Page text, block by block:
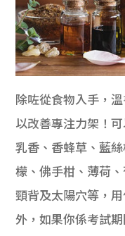
除咗從食物入手，
以改善專注力架！
乳香、香蜂草、藍
檬、佛手柑、薄荷
頸背及太陽穴等，
外，如果你係考試